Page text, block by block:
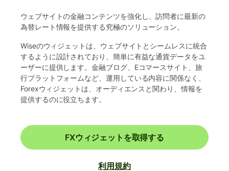
ウェブサイトの金融コンテンツを強化し、訪問者に最新の
為替レート情報を提供する究極のソリューション。
Wiseのウィジェットは、ウェブサイトとシームレスに統合
するように設計されており、簡単に有益な通貨データをユ
ーザーに提供します。金融ブログ、Eコマースサイト、旅
行プラットフォームなど、運用している内容に関係なく、
Forexウィジェットは、オーディエンスと関わり、情報を
提供するのに役立ちます。
FXウィジェットを取得する
利用規約